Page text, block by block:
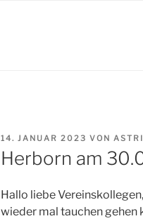
VERÖFFENTLICHT
AM
14. JANUAR 2023 VON
Herborn am
Hallo liebe
wieder mal tauchen gehen